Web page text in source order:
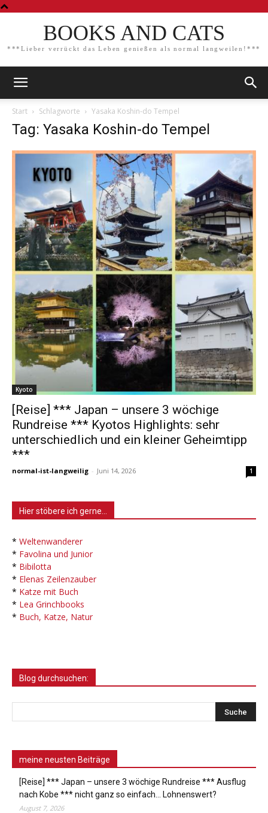
BOOKS AND CATS
***Lieber verrückt das Leben genießen als normal langweilen!***
Start Schlagworte Yasaka Koshin-do Tempel
Tag: Yasaka Koshin-do Tempel
Kyoto
[Reise] *** Japan – unsere 3 wöchige
Rundreise *** Kyotos Highlights: sehr
unterschiedlich und ein kleiner Geheimtipp
***
normal-ist-langweilig - Juni 14, 2026 1
Hier stöbere ich gerne…
* Weltenwanderer
* Favolina und Junior
* Bibilotta
* Elenas Zeilenzauber
* Katze mit Buch
* Lea Grinchbooks
* Buch, Katze, Natur
Blog durchsuchen:
meine neusten Beiträge
[Reise] *** Japan – unsere 3 wöchige Rundreise *** Ausflug
nach Kobe *** nicht ganz so einfach… Lohnenswert?
August 7, 2026